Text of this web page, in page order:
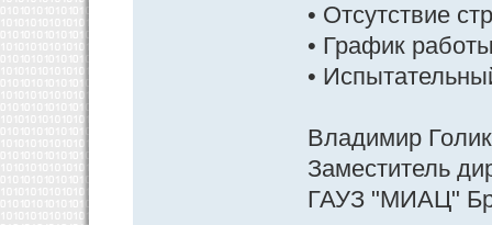
• Отсутствие
• График
•
Владимир
Заместитель
ГАУЗ "МИАЦ"